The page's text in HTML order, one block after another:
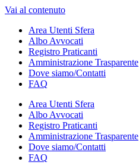
Vai al contenuto
Area Utenti Sfera
Albo Avvocati
Registro Praticanti
Amministrazione Trasparente
Dove siamo/Contatti
FAQ
Area Utenti Sfera
Albo Avvocati
Registro Praticanti
Amministrazione Trasparente
Dove siamo/Contatti
FAQ